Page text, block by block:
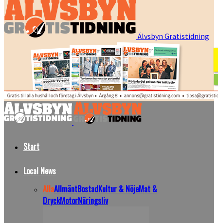
Älvsbyn Gratistidning
Start
Local News
AllaAllmäntBostadKultur & NöjeMat &
DryckMotorNäringsliv